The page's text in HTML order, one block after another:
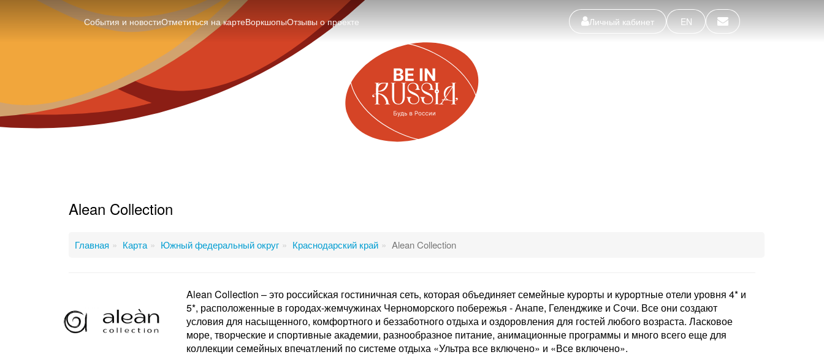
События и новостиОтметиться на картеВоркшопыОтзывы о проекте Личный кабинет EN
Alean Collection
Главная Карта Южный федеральный округ Краснодарский край Alean Collection
Alean Collection – это российская гостиничная сеть, которая объединяет семейные курорты и курортные отели уровня 4* и
5*, расположенные в городах-жемчужинах Черноморского побережья - Анапе, Геленджике и Сочи. Все они создают
условия для насыщенного, комфортного и беззаботного отдыха и оздоровления для гостей любого возраста. Ласковое
море, творческие и спортивные академии, разнообразное питание, анимационные программы и много всего еще для
коллекции семейных впечатлений по системе отдыха «Ультра все включено» и «Все включено».